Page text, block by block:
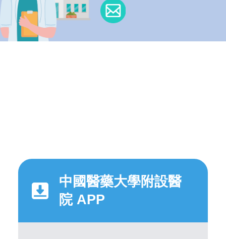
中國醫藥大學附設醫
院 APP